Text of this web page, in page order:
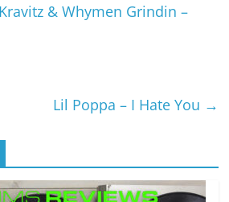
& Whymen Grindin –
Lil Poppa – I Hate You →